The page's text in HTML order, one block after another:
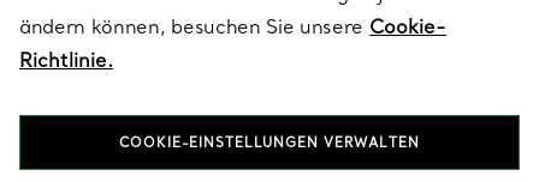
FOLGEN SIE UNS
ändern können, besuchen Sie unsere Cookie-
Richtlinie.
COOKIE-EINSTELLUNGEN VERWALTEN